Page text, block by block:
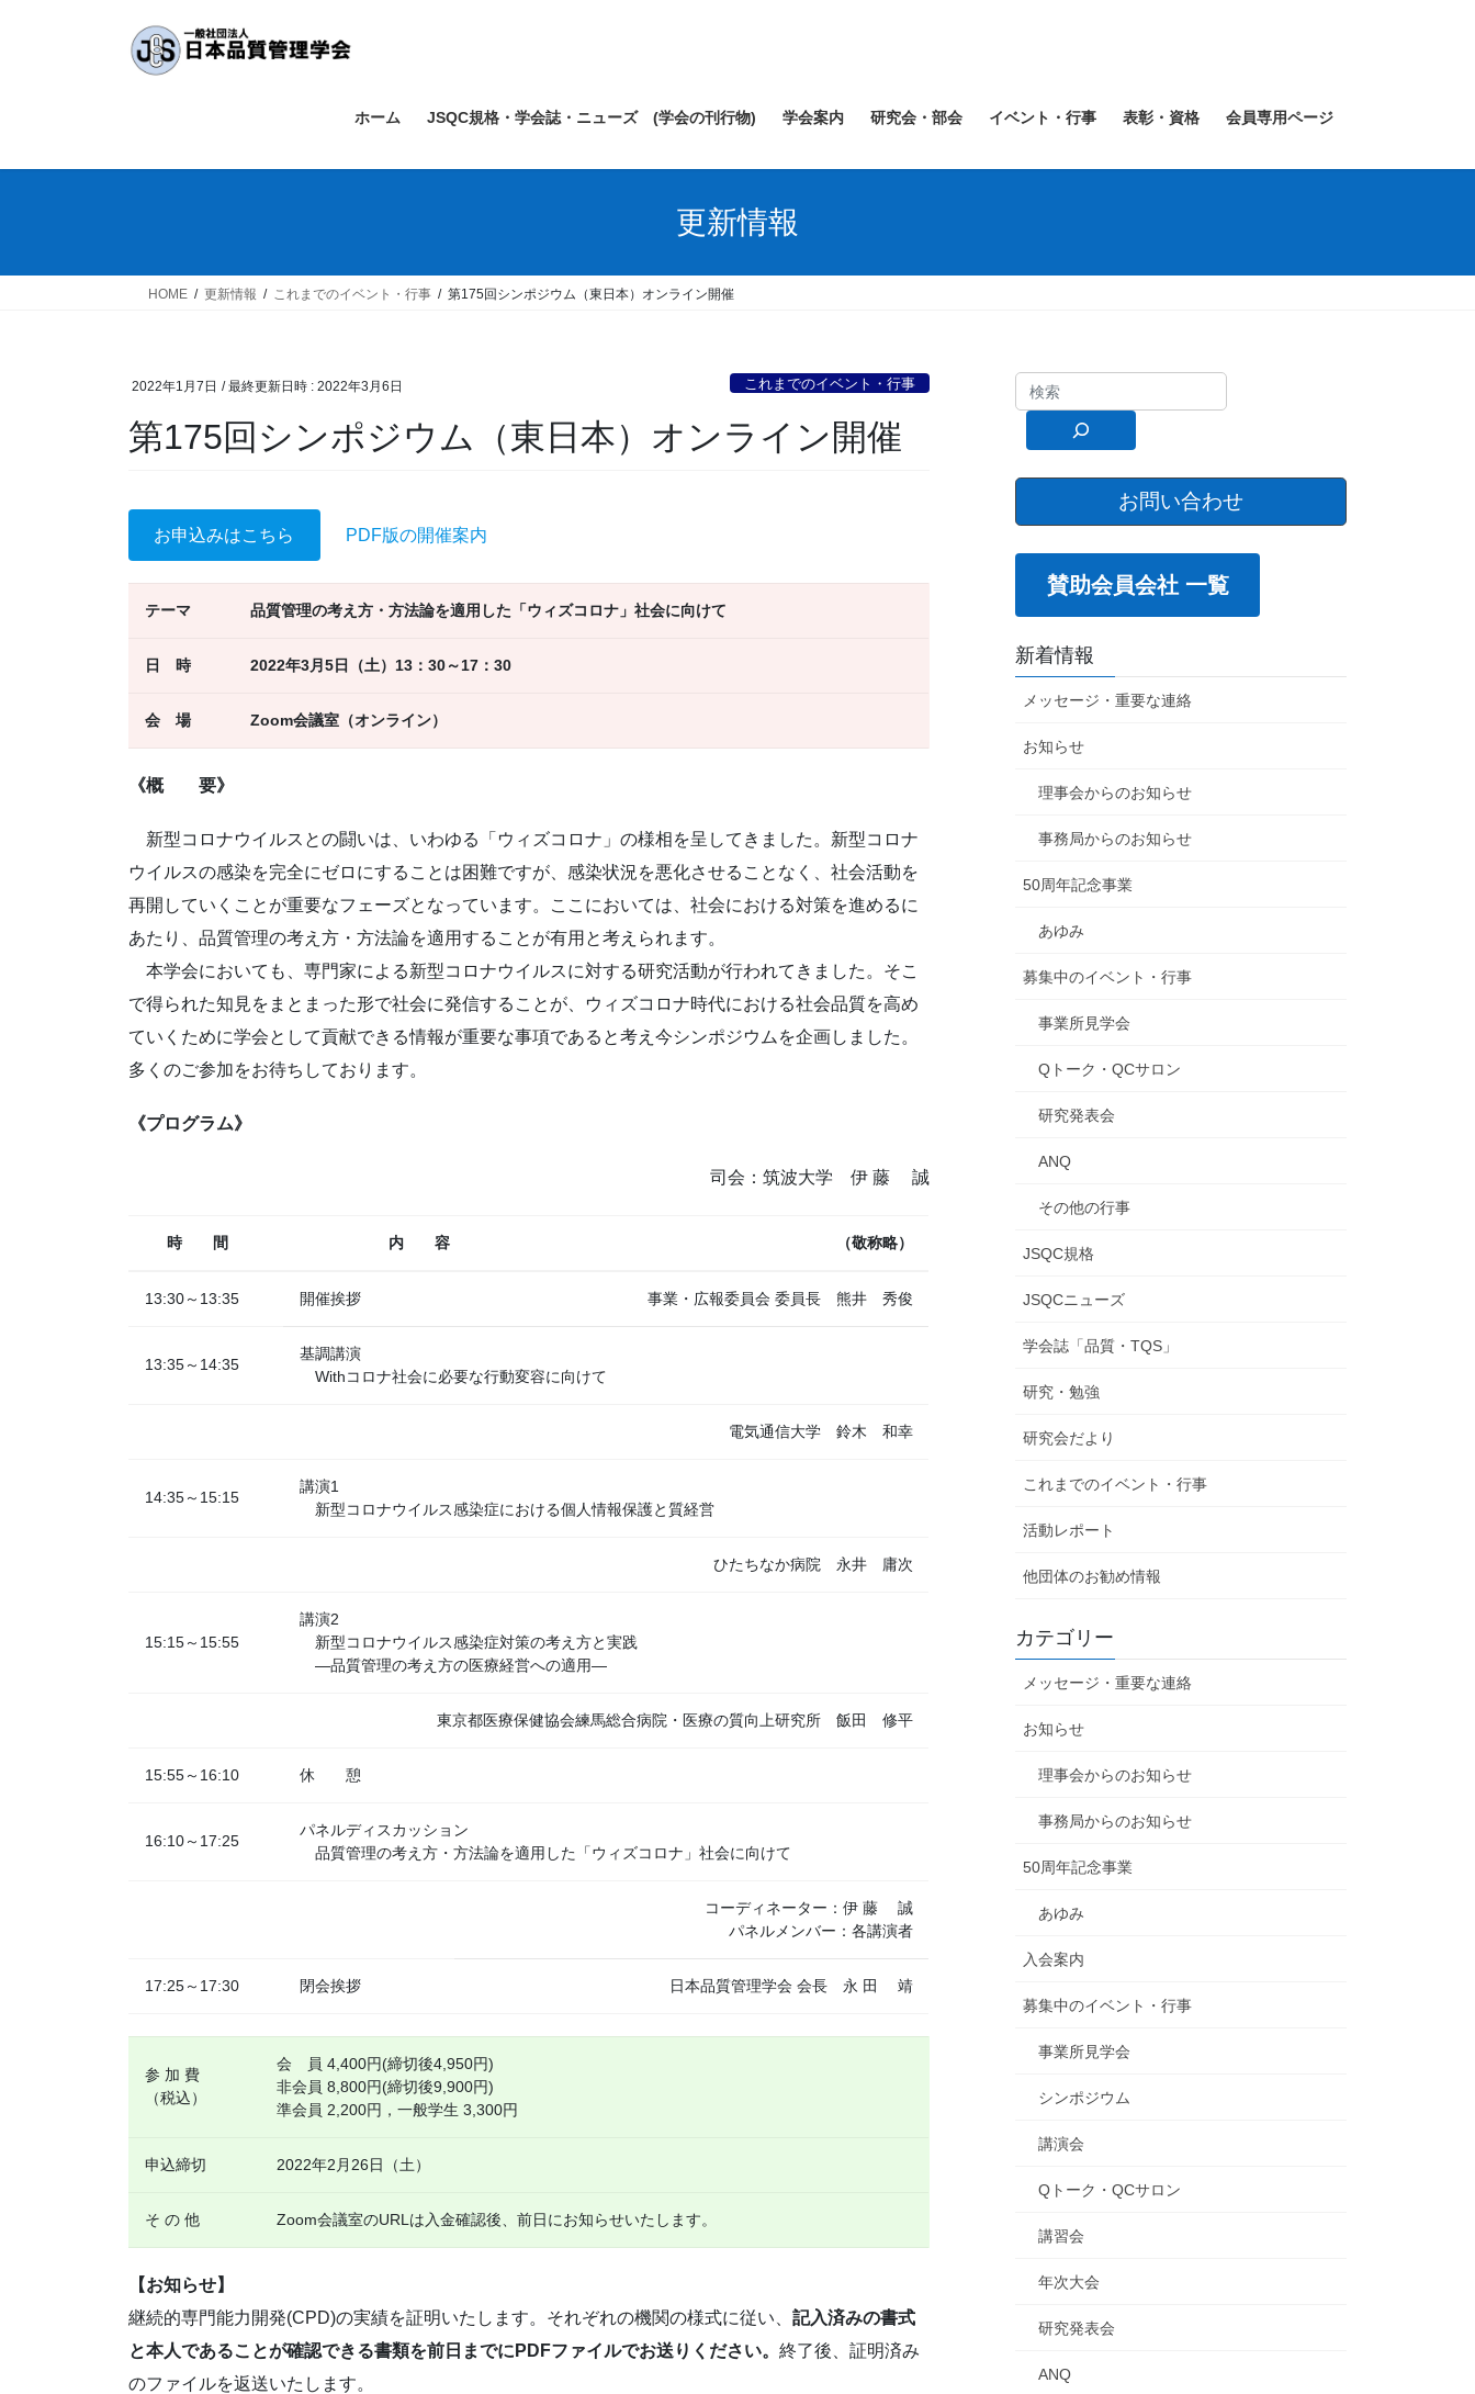
ス
ン
ホーム JSQC規格・学会誌・ニューズ (学会の刊行物) 学会案内 研究会・部会 イベント・行事 表彰・資格 会員専用ページ
更新情報
HOME 更新情報 これまでのイベント・行事 第175回シンポジウム（東日本）オンライン開催
2022年1月7日 / 最終更新日時 : 2022年3月6日 これまでのイベント・行事
第175回シンポジウム（東日本）オンライン開催
お申込みはこちら PDF版の開催案内
テーマ 品質管理の考え方・方法論を適用した「ウィズコロナ」社会に向けて
日 時 2022年3月5日（土）13：30～17：30
会 場 Zoom会議室（オンライン）
《概 要》
新型コロナウイルスとの闘いは、いわゆる「ウィズコロナ」の様相を呈してきました。新型コロナ
ウイルスの感染を完全にゼロにすることは困難ですが、感染状況を悪化させることなく、社会活動を
再開していくことが重要なフェーズとなっています。ここにおいては、社会における対策を進めるに
あたり、品質管理の考え方・方法論を適用することが有用と考えられます。
本学会においても、専門家による新型コロナウイルスに対する研究活動が行われてきました。そこ
で得られた知見をまとまった形で社会に発信することが、ウィズコロナ時代における社会品質を高め
ていくために学会として貢献できる情報が重要な事項であると考え今シンポジウムを企画しました。
多くのご参加をお待ちしております。
《プログラム》
司会：筑波大学 伊 藤 誠
時 間 内 容 （敬称略）
13:30～13:35 開催挨拶 事業・広報委員会 委員長 熊井 秀俊
13:35～14:35
基調講演
Withコロナ社会に必要な行動変容に向けて
電気通信大学 鈴木 和幸
14:35～15:15
講演1
新型コロナウイルス感染症における個人情報保護と質経営
ひたちなか病院 永井 庸次
15:15～15:55
講演2
新型コロナウイルス感染症対策の考え方と実践
―品質管理の考え方の医療経営への適用―
東京都医療保健協会練馬総合病院・医療の質向上研究所 飯田 修平
15:55～16:10 休 憩
16:10～17:25
パネルディスカッション
品質管理の考え方・方法論を適用した「ウィズコロナ」社会に向けて
コーディネーター：伊 藤 誠
パネルメンバー：各講演者
17:25～17:30 閉会挨拶 日本品質管理学会 会長 永 田 靖
参 加 費
（税込）
会 員 4,400円(締切後4,950円)
非会員 8,800円(締切後9,900円)
準会員 2,200円，一般学生 3,300円
申込締切 2022年2月26日（土）
そ の 他 Zoom会議室のURLは入金確認後、前日にお知らせいたします。
【お知らせ】
継続的専門能力開発(CPD)の実績を証明いたします。それぞれの機関の様式に従い、 記入済みの書式
と本人であることが確認できる書類を前日までにPDFファイルでお送りください。 終了後、証明済み
のファイルを返送いたします。
お問い合わせ
賛助会員会社 一覧
新着情報
メッセージ・重要な連絡
お知らせ
理事会からのお知らせ
事務局からのお知らせ
50周年記念事業
あゆみ
募集中のイベント・行事
事業所見学会
Qトーク・QCサロン
研究発表会
ANQ
その他の行事
JSQC規格
JSQCニューズ
学会誌「品質・TQS」
研究・勉強
研究会だより
これまでのイベント・行事
活動レポート
他団体のお勧め情報
カテゴリー
メッセージ・重要な連絡
お知らせ
理事会からのお知らせ
事務局からのお知らせ
50周年記念事業
あゆみ
入会案内
募集中のイベント・行事
事業所見学会
シンポジウム
講演会
Qトーク・QCサロン
講習会
年次大会
研究発表会
ANQ